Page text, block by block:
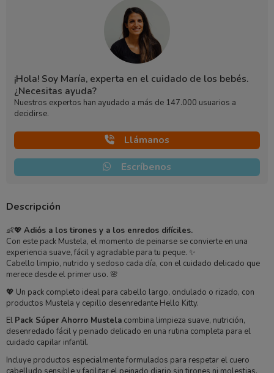
¡Hola! Soy María, experta en el cuidado de los bebés.
¿Necesitas ayuda?
Nuestros expertos han ayudado a más de 147.000 usuarios a
decidirse.
Llámanos
Escríbenos
Descripción
👶💖 Adiós a los tirones y a los enredos difíciles.
Con este pack Mustela, el momento de peinarse se convierte en una
experiencia suave, fácil y agradable para tu peque. ✨
Cabello limpio, nutrido y sedoso cada día, con el cuidado delicado que
merece desde el primer uso. 🌸
💖 Un pack completo ideal para cabello largo, ondulado o rizado, con
productos Mustela y cepillo desenredante Hello Kitty.
El Pack Súper Ahorro Mustelacombina limpieza suave, nutrición,
desenredado fácil y peinado delicado en una rutina completa para el
cuidado capilar infantil.
Incluye productos especialmente formulados para respetar el cuero